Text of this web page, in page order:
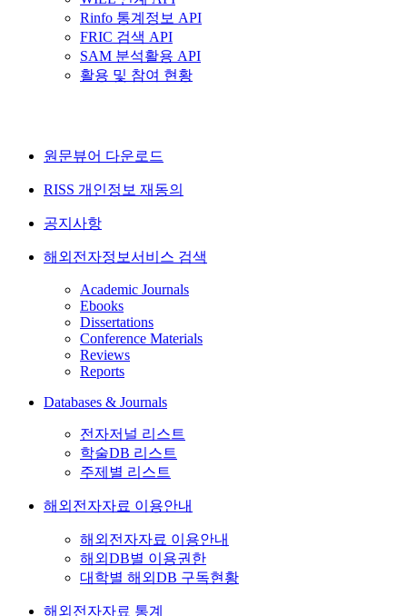
Rinfo 통계정보 API
FRIC 검색 API
SAM 분석활용 API
활용 및 참여 현황
원문뷰어 다운로드
RISS 개인정보 재동의
공지사항
해외전자정보서비스 검색
Academic Journals
Ebooks
Dissertations
Conference Materials
Reviews
Reports
Databases & Journals
전자저널 리스트
학술DB 리스트
주제별 리스트
해외전자자료 이용안내
해외전자자료 이용안내
해외DB별 이용권한
대학별 해외DB 구독현황
해외전자자료 통계